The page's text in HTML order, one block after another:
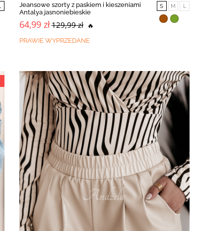
Jeansowe szorty z paskiem i kieszeniami
Antalya jasnoniebieskie
64,99 zł129,99 zł 🔥
S M L
PRAWIE WYPRZEDANE